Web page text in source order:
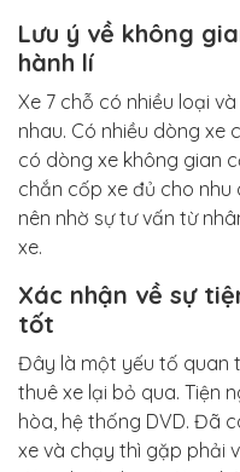
Lưu ý về không
hành lí
Xe 7 chỗ có nhiều loại
nhau. Có nhiều dòng xe
có dòng xe không gian
chắn cốp xe đủ cho nhu
nên nhờ sự tư vấn từ
xe.
Xác nhận về sự
tốt
Đây là một yếu tố quan
thuê xe lại bỏ qua. Tiện
hòa, hệ thống DVD. Đã
xe và chạy thì gặp phải